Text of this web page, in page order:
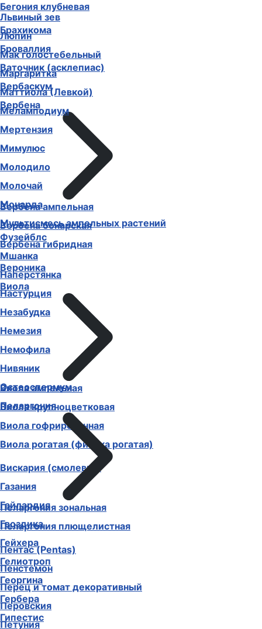
Бегония клубневая
Брахикома
Броваллия
Ваточник (асклепиас)
Вербаскум
Вербена
Вербена ампельная
Вербена бонарская
Вербена гибридная
Вероника
Виола
Виола ампельная
Виола крупноцветковая
Виола гофрированная
Виола рогатая (фиалка рогатая)
Вискария (смолевка)
Газания
Гайлардия
Гвоздика
Гейхера
Гелиотроп
Георгина
Гербера
Гипестис
Львиный зев
Люпин
Мак голостебельный
Маргаритка
Маттиола (Левкой)
Меламподиум
Мертензия
Мимулюс
Молодило
Молочай
Монарда
Мультисмесь ампельных растений
Фузейблс
Мшанка
Наперстянка
Настурция
Незабудка
Немезия
Немофила
Нивяник
Остеоспермум
Пеларгония
Пеларгония зональная
Пеларгония плющелистная
Пентас (Pentas)
Пенстемон
Перец и томат декоративный
Перовския
Петуния